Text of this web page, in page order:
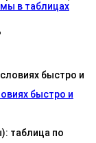
в таблицах
быстро и